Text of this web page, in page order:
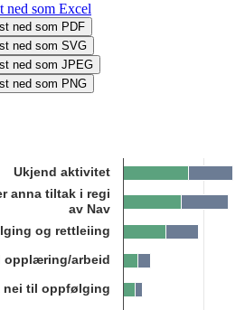
ned som Excel
ned som PDF
ned som SVG
ned som JPEG
ned som PNG
categories.
Ukjend aktivitet
anna tiltak i regi
av Nav
og rettleiing
opplæring/arbeid
nei til oppfølging